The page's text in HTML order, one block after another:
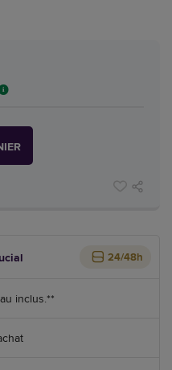
24/48h
inclus.**